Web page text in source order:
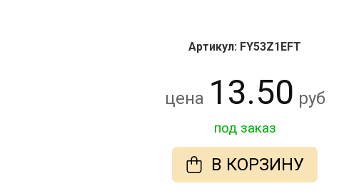
Артикул: FY53Z1EFT
цена 13.50 руб
под заказ
В КОРЗИНУ